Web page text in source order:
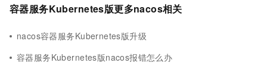
容器服务Kubernetes版更多nacos相关
nacos容器服务Kubernetes版升级
容器服务Kubernetes版nacos报错怎么办